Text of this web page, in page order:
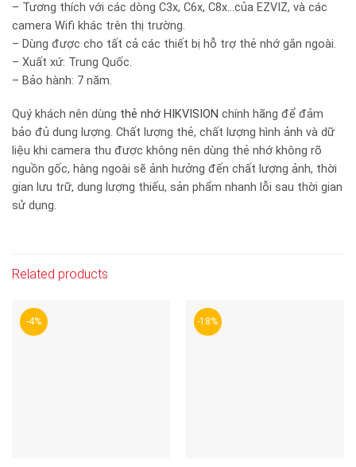
– Tương thích với các dòng C3x, C6x, C8x…của EZVIZ, và các
camera Wifi khác trên thị trường.
– Dùng được cho tất cả các thiết bị hỗ trợ thẻ nhớ gắn ngoài.
– Xuất xứ: Trung Quốc.
– Bảo hành: 7 năm.
Quý khách nên dùng thẻ nhớ HIKVISION chính hãng để đảm
bảo đủ dung lượng. Chất lượng thẻ, chất lượng hình ảnh và dữ
liệu khi camera thu được không nên dùng thẻ nhớ không rõ
nguồn gốc, hàng ngoài sẽ ảnh hưởng đến chất lượng ảnh, thời
gian lưu trữ, dung lượng thiếu, sản phẩm nhanh lỗi sau thời gian
sử dụng.
Related products
-4% -18%